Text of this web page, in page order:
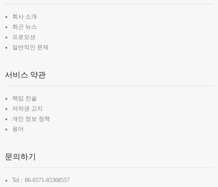
회사 소개
최근 뉴스
프로모션
일반적인 문제
서비스 약관
책임 진술
저작권 고지
개인 정보 정책
용어
문의하기
Tel：86-0571-85368557